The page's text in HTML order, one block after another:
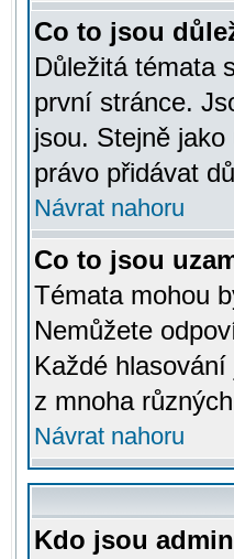
Co to jsou
Důležitá témata
první stránce.
jsou. Stejně
právo přidávat
Návrat nahoru
Co to jsou
Témata mohou
Nemůžete
Každé
z mnoha
Návrat nahoru
Kdo jsou